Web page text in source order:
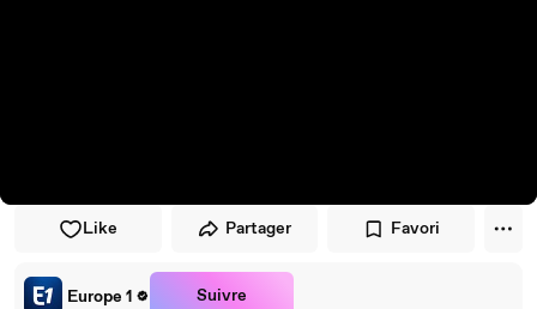
Like Partager Favori
Europe 1 Suivre